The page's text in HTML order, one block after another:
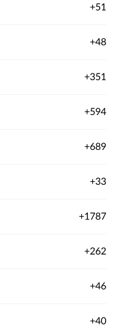
+51
+48
+351
+594
+689
+33
+1787
+262
+46
+40